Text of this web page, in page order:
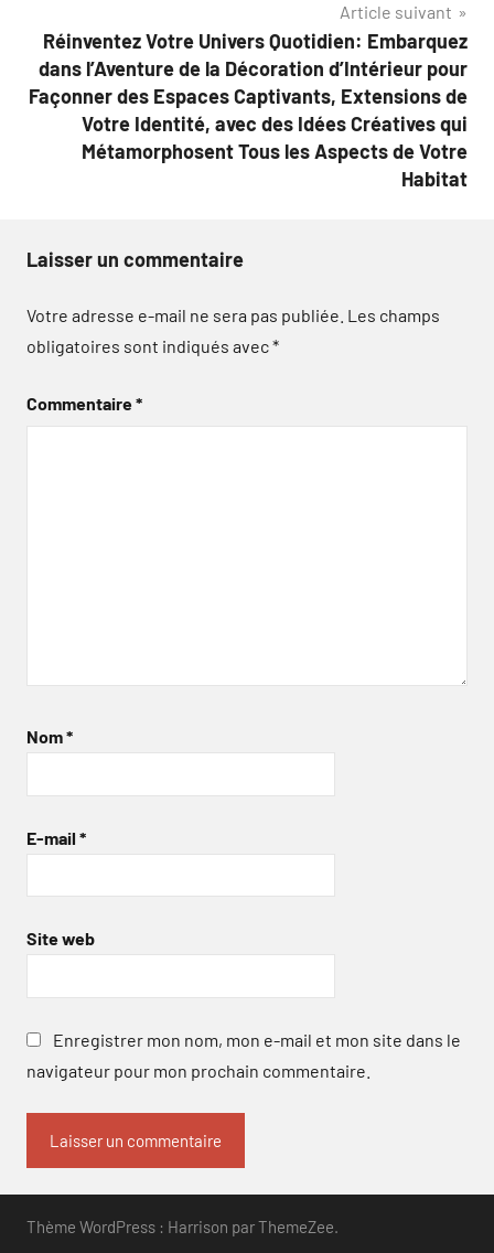
Article suivant
Réinventez Votre Univers Quotidien: Embarquez
dans l’Aventure de la Décoration d’Intérieur pour
Façonner des Espaces Captivants, Extensions de
Votre Identité, avec des Idées Créatives qui
Métamorphosent Tous les Aspects de Votre
Habitat
Laisser un commentaire
Votre adresse e-mail ne sera pas publiée. Les champs
obligatoires sont indiqués avec*
Commentaire*
Nom*
E-mail *
Site web
Enregistrer mon nom, mon e-mail et mon site dans le
navigateur pour mon prochain commentaire.
Thème WordPress : Harrison par ThemeZee.